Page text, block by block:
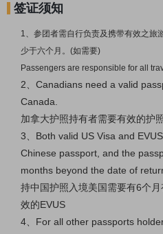
签证须知
1、参团者需自行负责及携带有效之旅
少于六个月。(如需要)
Passengers are responsible for all
2、Canadians need a valid
Canada.
加拿大护照持有者需要有效的护
3、Both valid US Visa and
Chinese passport, and the
months beyond the date of
持中国护照入境美国需要有6个
效的EVUS
4、For all other passports